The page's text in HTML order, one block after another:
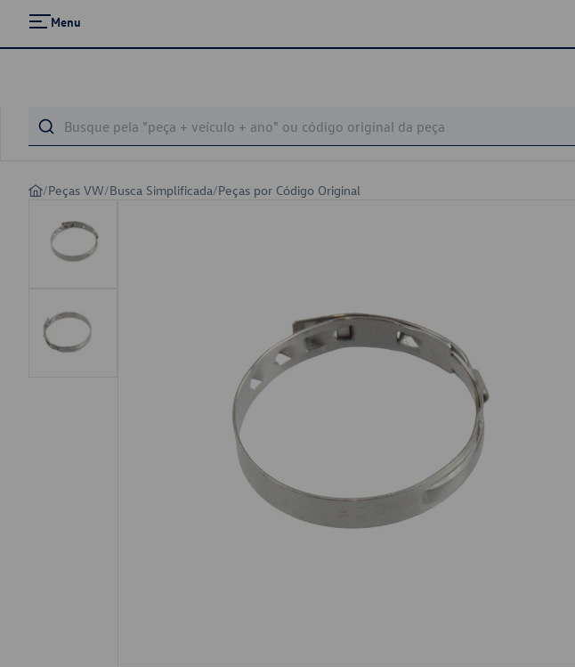
Menu
/Peças VW/Busca Simplificada/Peças por Código Original